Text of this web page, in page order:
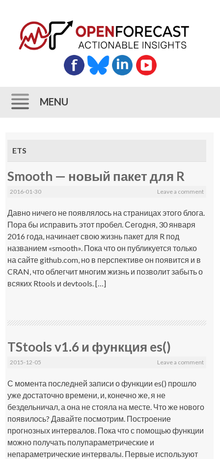
MENU
content
ETS
Smooth — новый пакет для R
2016-01-30 Leave a comment
Давно ничего не появлялось на страницах этого блога.
Пора бы исправить этот пробел. Сегодня, 30 января
2016 года, начинает свою жизнь пакет для R под
названием «smooth». Пока что он публикуется только
на сайте github.com, но в перспективе он появится и в
CRAN, что облегчит многим жизнь и позволит забыть о
всяких Rtools и devtools. […]
TStools v1.6 и функция es()
2015-12-05 Leave a comment
С момента последней записи о функции es() прошло
уже достаточно времени, и, конечно же, я не
бездельничал, а она не стояла на месте. Что же нового
появилось? Давайте посмотрим. Построение
прогнозных интервалов. Пока что с помощью функции
можно получать полупараметрические и
непараметрические интервалы. Первые используют